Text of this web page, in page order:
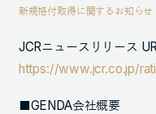
反社会勢力に対する基本
新規格付取得に関するお知らせ
JCRニュースリリース
https://www.jcr.co.jp/
■GENDA会社概要